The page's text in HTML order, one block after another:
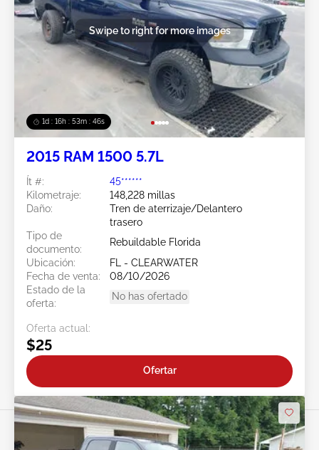
1d : 16h : 53m : 44s
Swipe to right for more images
2015 RAM 1500 5.7L
Ít #:
45******
Kilometraje:
148,228 millas
Daño:
Tren de aterrizaje/Delantero
trasero
Tipo de
documento:
Rebuildable Florida
Ubicación:
FL - CLEARWATER
Fecha de venta:
08/10/2026
Estado de la
oferta:
No has ofertado
Oferta actual:
$25
Ofertar